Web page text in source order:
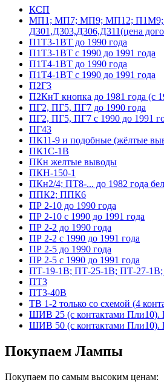
КСП
МП1; МП7; МП9; МП12; П1М9;
Д301,Д303,Д306,Д311(цена
П1Т3-1ВТ до 1990 года
П1Т3-1ВТ с 1990 до 1991 года
П1Т4-1ВТ до 1990 года
П1Т4-1ВТ с 1990 до 1991 года
П2Г3
П2КнТ кнопка до 1981 года (с
ПГ2, ПГ5, ПГ7 до 1990 года
ПГ2, ПГ5, ПГ7 с 1990 до 1991
ПГ43
ПК11-9 и подобные (жёлтые
ПК1С-1В
ПКн желтые выводы
ПКН-150-1
ПКн2/4; ПТ8-... до 1982 года
ППК2; ППК6
ПР 2-10 до 1990 года
ПР 2-10 с 1990 до 1991 года
ПР 2-2 до 1990 года
ПР 2-2 с 1990 до 1991 года
ПР 2-5 до 1990 года
ПР 2-5 с 1990 до 1991 года
ПТ-19-1В; ПТ-25-1В; ПТ-27-
ПТ3
ПТ3-40В
ТВ 1-2 только со схемой (4
ШИВ 25 (с контактами Пли10).
ШИВ 50 (с контактами Пли10).
Покупаем Лампы
Покупаем по самым высоким ценам: